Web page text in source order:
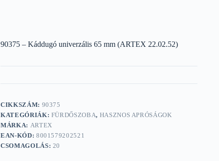
90375 – Káddugó univerzális 65 mm (ARTEX 22.02.52)
CIKKSZÁM: 90375
KATEGÓRIÁK: FÜRDŐSZOBA, HASZNOS APRÓSÁGOK
MÁRKA: ARTEX
EAN-KÓD: 8001579202521
CSOMAGOLÁS: 20